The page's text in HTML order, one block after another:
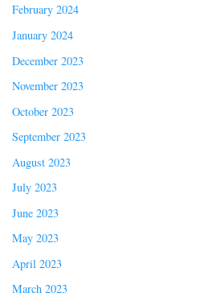
February 2024
January 2024
December 2023
November 2023
October 2023
September 2023
August 2023
July 2023
June 2023
May 2023
April 2023
March 2023